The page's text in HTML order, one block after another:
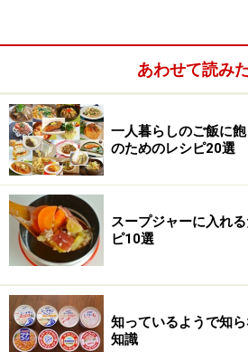
一人暮らしではあるけれど、知人
っています。
部屋は決して広くありませんが、
ために、とても明るい印象。ちょ
天気がよく、そこに広がる青空が
でも眺めていたい気分になりました
6畳一間ながらも、ゆとりのある
ア。次のページで、詳しく紹介し
あわせて読み
一人暮らしのご飯に
のためのレシピ20選
スープジャーに入れ
ピ10選
知っているようで知
知識